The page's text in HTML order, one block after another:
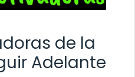
de la
Adelante